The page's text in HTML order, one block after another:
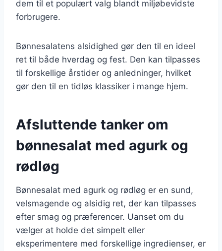
dem til et populært valg blandt miljøbevidste
forbrugere.
Bønnesalatens alsidighed gør den til en ideel
ret til både hverdag og fest. Den kan tilpasses
til forskellige årstider og anledninger, hvilket
gør den til en tidløs klassiker i mange hjem.
Afsluttende tanker om
bønnesalat med agurk og
rødløg
Bønnesalat med agurk og rødløg er en sund,
velsmagende og alsidig ret, der kan tilpasses
efter smag og præferencer. Uanset om du
vælger at holde det simpelt eller
eksperimentere med forskellige ingredienser, er